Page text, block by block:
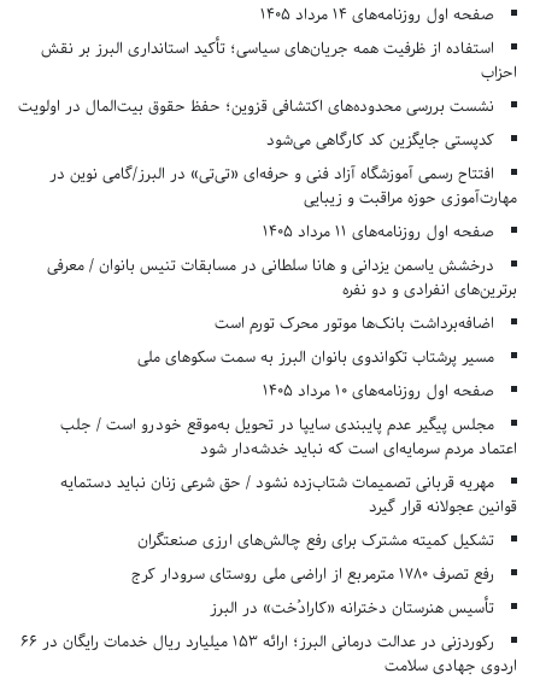
صفحه اول روزنامه‌های 14 مرداد 1405
استفاده از ظرفیت همه جریان‌های سیاسی؛ تأکید استانداری البرز بر نقش
احزاب
نشست بررسی محدوده‌های اکتشافی قزوین؛ حفظ حقوق بیت‌المال در اولویت
کدپستی جایگزین کد کارگاهی می‌شود
افتتاح رسمی آموزشگاه آزاد فنی و حرفه‌ای «تی‌تی» در البرز/گامی نوین در
مهارت‌آموزی حوزه مراقبت و زیبایی
صفحه اول روزنامه‌های 11 مرداد 1405
درخشش یاسمن یزدانی و هانا سلطانی در مسابقات تنیس بانوان / معرفی
برترین‌های انفرادی و دو نفره
اضافه‌برداشت بانک‌ها موتور محرک تورم است
مسیر پرشتاب تکواندوی بانوان البرز به سمت سکوهای ملی
صفحه اول روزنامه‌های 10 مرداد 1405
مجلس پیگیر عدم پایبندی سایپا در تحویل به‌موقع خودرو است / جلب
اعتماد مردم سرمایه‌ای است که نباید خدشه‌دار شود
مهریه قربانی تصمیمات شتاب‌زده نشود / حق شرعی زنان نباید دستمایه
قوانین عجولانه قرار گیرد
تشکیل کمیته مشترک برای رفع چالش‌های ارزی صنعتگران
رفع تصرف ۱۷۸۰ مترمربع از اراضی ملی روستای سرودار کرج
تأسیس هنرستان دخترانه «کارادُخت» در البرز
رکوردزنی در عدالت درمانی البرز؛ ارائه ۱۵۳ میلیارد ریال خدمات رایگان در ۶۶
اردوی جهادی سلامت